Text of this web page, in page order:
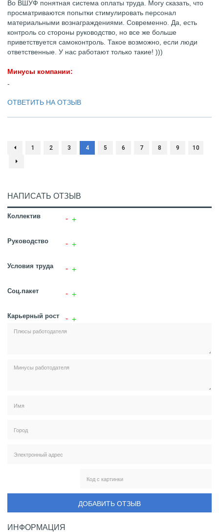
Во ВШУФ понятная система оплаты труда. Могу сказать, что
просматриваются попытки стимулировать персонал
материальными вознаграждениями. Современно. Да, есть
контроль со стороны руководство, но все же больше
приветствуется самоконтроль. Такое возможно, если люди
ответственные. У нас работают только такие! )))
Минусы компании:
-
ОТВЕТИТЬ НА ОТЗЫВ
1 2 3 4 5 6 7 8 9 10
НАПИСАТЬ ОТЗЫВ
Коллектив
Руководство
Условия труда
Соц.пакет
Карьерный рост
ДОБАВИТЬ ОТЗЫВ
ИНФОРМАЦИЯ